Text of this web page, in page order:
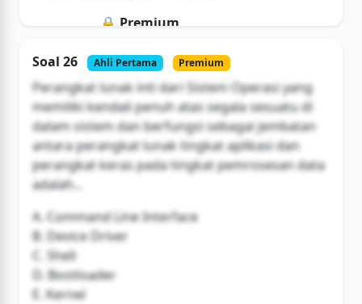
🔒 Premium
Buka Akses
Soal 26 Ahli Pertama Premium
Perangkat lunak inti dari Sistem Operasi yang
memiliki kendali penuh atas segala sesuatu di
dalam sistem dan berfungsi sebagai jembatan
antara perangkat lunak tingkat aplikasi dan
perangkat keras pada tingkat pemrosesan data
adalah...
A. Command Line Interface
B. Device Driver
C. Shell
D. Bootloader
E. Kernel